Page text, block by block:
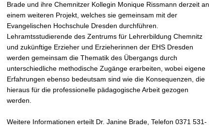
Brade und ihre Chemnitzer Kollegin Monique Rissmann derzeit an
einem weiteren Projekt, welches sie gemeinsam mit der
Evangelischen Hochschule Dresden durchführen.
Lehramtsstudierende des Zentrums für Lehrerbildung Chemnitz
und zukünftige Erzieher und Erzieherinnen der EHS Dresden
werden gemeinsam die Thematik des Übergangs durch
unterschiedliche methodische Zugänge erarbeiten, wobei eigene
Erfahrungen ebenso bedeutsam sind wie die Konsequenzen, die
hieraus für die professionelle pädagogische Arbeit gezogen
werden.
Weitere Informationen erteilt Dr. Janine Brade, Telefon 0371 531-